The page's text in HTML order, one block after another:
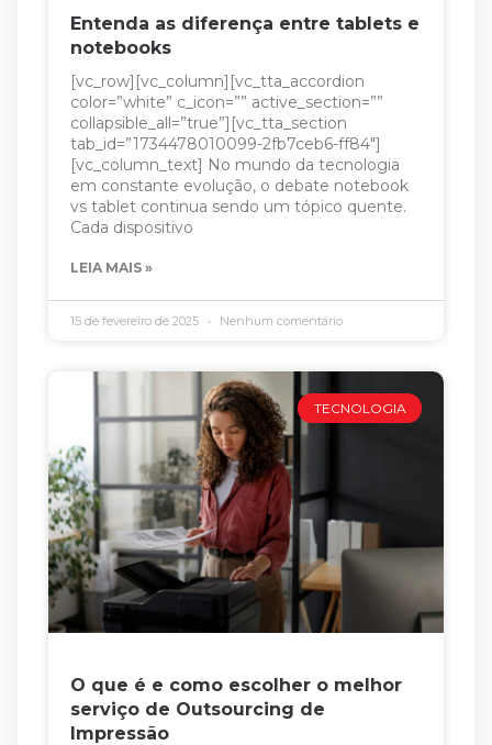
Entenda as diferença entre tablets e
notebooks
[vc_row][vc_column][vc_tta_accordion
color=”white” c_icon=”” active_section=””
collapsible_all=”true”][vc_tta_section
tab_id=”1734478010099-2fb7ceb6-ff84″]
[vc_column_text] No mundo da tecnologia
em constante evolução, o debate notebook
vs tablet continua sendo um tópico quente.
Cada dispositivo
LEIA MAIS »
15 de fevereiro de 2025 Nenhum comentário
TECNOLOGIA
O que é e como escolher o melhor
serviço de Outsourcing de
Impressão